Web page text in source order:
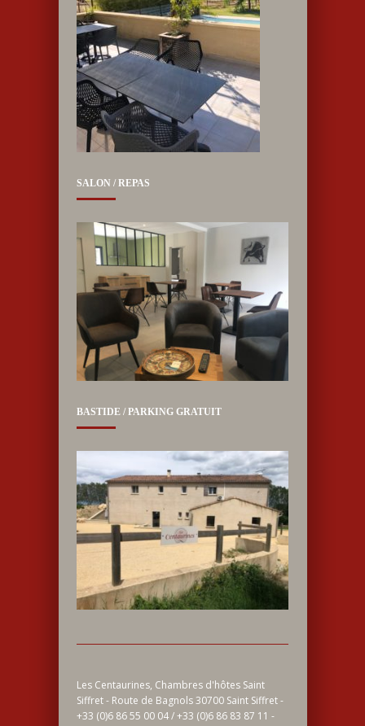
SALON / REPAS
BASTIDE / PARKING GRATUIT
Les Centaurines, Chambres d'hôtes Saint
Siffret - Route de Bagnols 30700 Saint Siffret -
+33 (0)6 86 55 00 04 / +33 (0)6 86 83 87 11 -